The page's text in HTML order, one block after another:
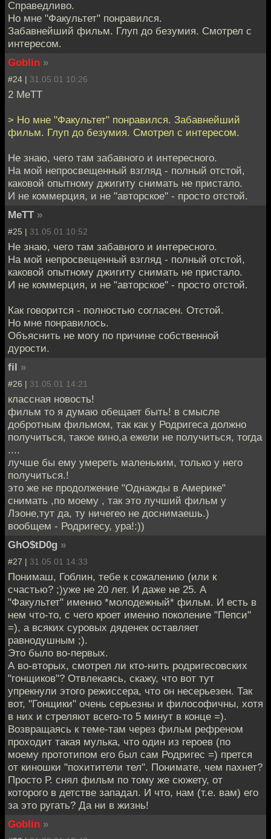
Справедливо.
Но мне "Факультет" понравился.
Забавнейший фильм. Глуп до безумия. Смотрел с
интересом.
Goblin »
#24 | 31.05.01 10:26
2 MeTT
> Но мне "Факультет" понравился. Забавнейший
фильм. Глуп до безумия. Смотрел с интересом.
Не знаю, чего там забавного и интересного.
На мой непросвещенный взгляд - полный отстой,
каковой опытному джигиту снимать не пристало.
И не коммерция, и не "авторское" - просто отстой.
MeTT »
#25 | 31.05.01 10:52
Не знаю, чего там забавного и интересного.
На мой непросвещенный взгляд - полный отстой,
каковой опытному джигиту снимать не пристало.
И не коммерция, и не "авторское" - просто отстой.
Как говорится - полностью согласен. Отстой.
Но мне понравилось.
Объяснить не могу по причине собственной
дурости.
fil »
#26 | 31.05.01 14:21
классная новость!
фильм то я думаю обещает быть! в смысле
добротным фильмом, так как у Родригеса должно
получиться, такое кино,а ежели не получиться, тогда
....
лучше бы ему умереть маленьким, только у него
получиться.!
это же не продолжение "Однажды в Америке"
снимать ,по моему , так это лучший фильм у
Лэоне,тут да, ту ничегео не доснимаешь.)
вообщем - Родригесу, ура!:))
GhO$tD0g »
#27 | 31.05.01 14:33
Понимаш, Гоблин, тебе к сожалению (или к
счастью? ;)уже не 20 лет. И даже не 25. А
"Факультет" именно *молодежный* фильм. И есть в
нем что-то, с чего кроет именно поколение "Пепси"
=), а всяких суровых дяденек оставляет
равнодушным ;).
Это было во-первых.
А во-вторых, смотрел ли кто-нить родригесовских
"гонщиков"? Отвлекаясь, скажу, что вот тут
упрекнули этого режиссера, что он несерьезен. Так
вот, "Гонщики" очень серьезны и философичны, хотя
в них и стреляют всего-то 5 минут в конце =).
Возвращаясь к теме-там через фильм рефреном
проходит такая мулька, что один из героев (по
моему прототипом его был сам Родригес =) прется
от киношки "похитители тел". Понимате, чем пахнет?
Просто Р. снял фильм по тому же сюжету, от
которого в детстве западал. И что, нам (т.е. вам) его
за это ругать? Да ни в жизнь!
Goblin »